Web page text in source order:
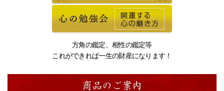
方角の鑑定、相性の鑑定等
これができれば一生の財産になります！
商品のご案内